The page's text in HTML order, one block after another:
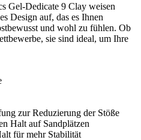
Gel-Dedicate 9 Clay weisen
Design auf, das es Ihnen
und wohl zu fühlen. Ob
sie sind ideal, um Ihre
zur Reduzierung der Stöße
Halt auf Sandplätzen
für mehr Stabilität